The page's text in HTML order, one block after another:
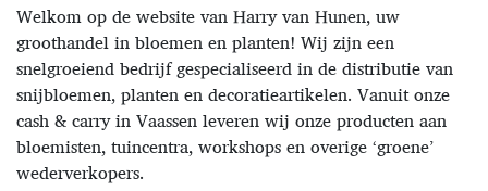
Welkom op de website van Harry van Hunen, uw
groothandel in bloemen en planten! Wij zijn een
snelgroeiend bedrijf gespecialiseerd in de distributie van
snijbloemen, planten en decoratieartikelen. Vanuit onze
cash & carry in Vaassen leveren wij onze producten aan
bloemisten, tuincentra, workshops en overige ‘groene’
wederverkopers.